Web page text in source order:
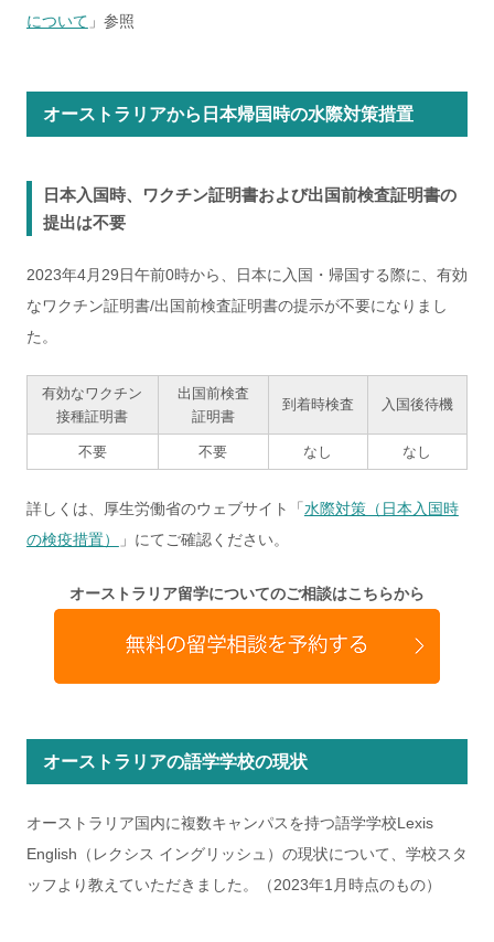
について 」参照
オーストラリアから日本帰国時の水際対策措置
日本入国時、ワクチン証明書および出国前検査証明書の
提出は不要
2023年4月29日午前0時から、日本に入国・帰国する際に、有効
なワクチン証明書/出国前検査証明書の提示が不要になりまし
た。
有効なワクチン
接種証明書
出国前検査
証明書
到着時検査 入国後待機
不要 不要 なし なし
詳しくは、厚生労働省のウェブサイト「 水際対策（日本入国時
の検疫措置）
」にてご確認ください。
オーストラリア留学についてのご相談はこちらから
オーストラリアの語学学校の現状
オーストラリア国内に複数キャンパスを持つ語学学校Lexis
English（レクシス イングリッシュ）の現状について、学校スタ
ッフより教えていただきました。（2023年1月時点のもの）